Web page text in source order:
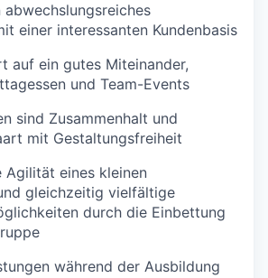
einer interessanten Kundenbasis
auf ein gutes Miteinander,
und Team-Events
sind Zusammenhalt und
mit Gestaltungsfreiheit
Agilität eines kleinen
gleichzeitig vielfältige
durch die Einbettung
während der Ausbildung